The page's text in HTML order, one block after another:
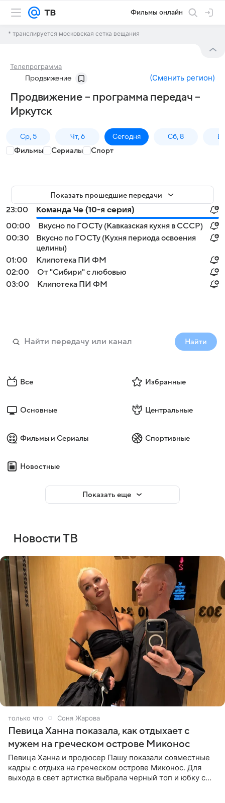
Фильмы онлайн
* транслируется московская сетка вещания
Телепрограмма
Продвижение (Сменить регион)
Продвижение – программа передач –
Иркутск
Ср, 5 Чт, 6 Сегодня Сб, 8
Фильмы Сериалы Спорт
Показать прошедшие передачи
23:00
Команда Че (10-я серия)
00:00
Вкусно по ГОСТу (Кавказская кухня в СССР)
00:30
Вкусно по ГОСТу (Кухня периода освоения
целины)
01:00
Клипотека ПИ ФМ
02:00
От "Сибири" с любовью
03:00
Клипотека ПИ ФМ
Найти
Все Избранные
Основные Центральные
Фильмы и Сериалы Спортивные
Новостные
Показать еще
Новости ТВ
1 минуту назад Соня Жарова
Певица Ханна показала, как отдыхает с
мужем на греческом острове Миконос
Певица Ханна и продюсер Пашу показали совместные
кадры с отдыха на греческом острове Миконос. Для
выхода в свет артистка выбрала черный топ и юбку с